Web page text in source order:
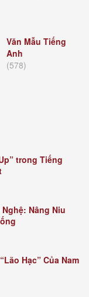
Văn Mẫu Tiếng
Anh
(578)
trong Tiếng
Nâng Niu
Hạc” Của Nam